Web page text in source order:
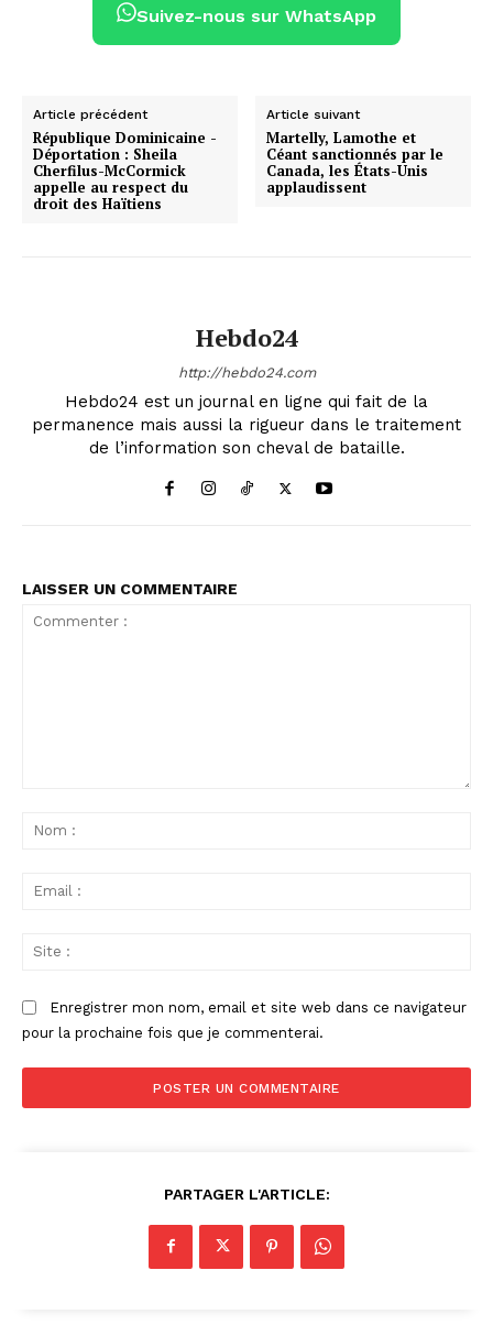
Suivez-nous sur WhatsApp
Article précédent
République Dominicaine -
Déportation : Sheila
Cherfilus-McCormick
appelle au respect du
droit des Haïtiens
Article suivant
Martelly, Lamothe et
Céant sanctionnés par le
Canada, les États-Unis
applaudissent
Hebdo24
http://hebdo24.com
Hebdo24 est un journal en ligne qui fait de la
permanence mais aussi la rigueur dans le traitement
de l’information son cheval de bataille.
LAISSER UN COMMENTAIRE
Enregistrer mon nom, email et site web dans ce navigateur
pour la prochaine fois que je commenterai.
PARTAGER L'ARTICLE: